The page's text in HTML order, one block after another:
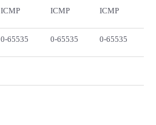
ICMP ICMP ICMP
0-65535 0-65535 0-65535